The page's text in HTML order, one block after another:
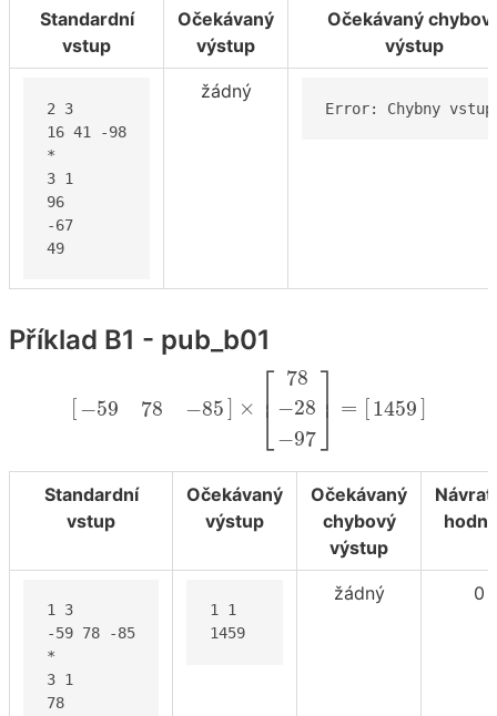
Standardní
vstup
Očekávaný
výstup
Očekávaný
výstup
2 3
16 41 -98
*
3 1
96
-67
49
žádný
Error: Chybny
Příklad B1 - pub_b01
[−59 78 −85] × ⎡
⎢⎣
78
−28
−97
⎤⎥
⎦ = [1459]
28−97
Standardní
vstup
Očekávaný
výstup
Očekávaný
chybový
výstup
1 3
-59 78 -85
*
3 1
78
1 1
1459
žádný 0